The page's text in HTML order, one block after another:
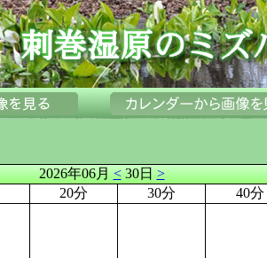
2026年06月<30日>
20分 30分 40分